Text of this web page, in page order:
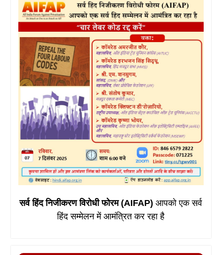
सर्व हिंद निजीकरण विरोधी फोरम (AIFAP)आपको एक सर्व
हिंद सम्मेलन में आमंत्रित कर रहा है